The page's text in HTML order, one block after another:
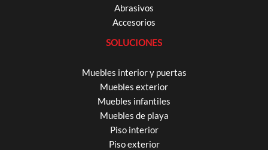
Abrasivos
Accesorios
SOLUCIONES
Muebles interior y puertas
Muebles exterior
Muebles infantiles
Muebles de playa
Piso interior
Piso exterior